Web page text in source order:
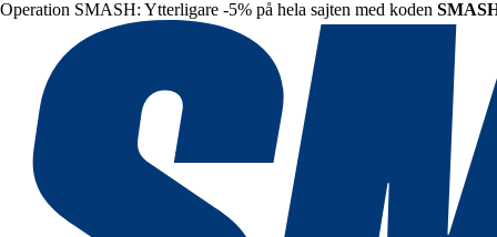
Operation SMASH: Ytterligare -5% på hela sajten med koden